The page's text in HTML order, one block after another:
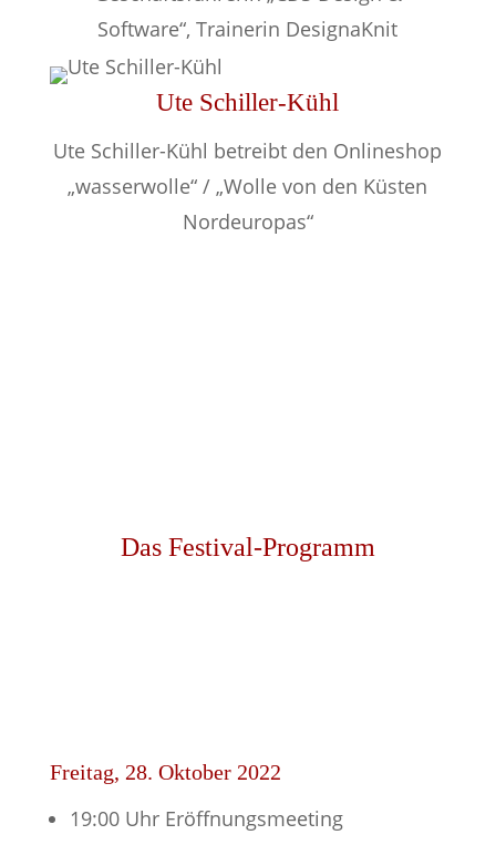
Software“, Trainerin DesignaKnit
Ute Schiller-Kühl
Ute Schiller-Kühl betreibt den Onlineshop
„wasserwolle“ / „Wolle von den Küsten
Nordeuropas“
Das Festival-Programm
Freitag, 28. Oktober 2022
19:00 Uhr Eröffnungsmeeting